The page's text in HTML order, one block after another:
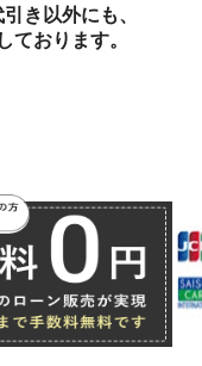
き以外にも、
ております。